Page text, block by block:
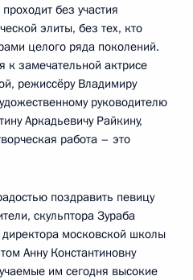
без участия
элиты, без тех, кто
целого ряда поколений.
к замечательной актрисе
режиссёру Владимиру
руководителю
Аркадьевичу Райкину,
работа – это
поздравить певицу
скульптора Зураба
московской школы
Анну Константиновну
им сегодня высокие